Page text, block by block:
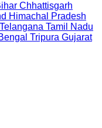
Chhattisgarh
Himachal Pradesh
Telangana Tamil Nadu
Tripura Gujarat